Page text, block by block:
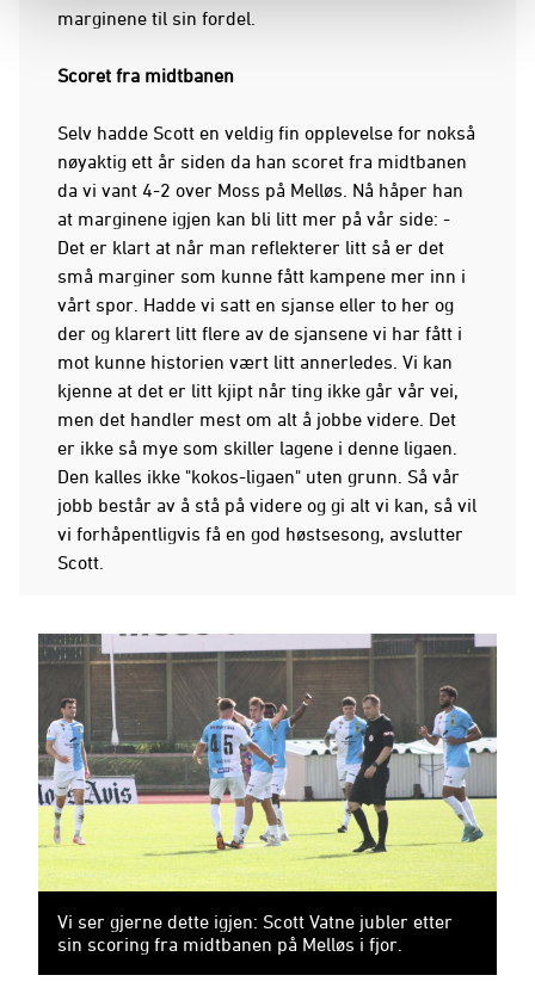
marginene til sin fordel.
Scoret fra midtbanen
Selv hadde Scott en veldig fin opplevelse for nokså
nøyaktig ett år siden da han scoret fra midtbanen
da vi vant 4-2 over Moss på Melløs. Nå håper han
at marginene igjen kan bli litt mer på vår side: -
Det er klart at når man reflekterer litt så er det
små marginer som kunne fått kampene mer inn i
vårt spor. Hadde vi satt en sjanse eller to her og
der og klarert litt flere av de sjansene vi har fått i
mot kunne historien vært litt annerledes. Vi kan
kjenne at det er litt kjipt når ting ikke går vår vei,
men det handler mest om alt å jobbe videre. Det
er ikke så mye som skiller lagene i denne ligaen.
Den kalles ikke "kokos-ligaen" uten grunn. Så vår
jobb består av å stå på videre og gi alt vi kan, så vil
vi forhåpentligvis få en god høstsesong, avslutter
Scott.
Vi ser gjerne dette igjen: Scott Vatne jubler etter
sin scoring fra midtbanen på Melløs i fjor.